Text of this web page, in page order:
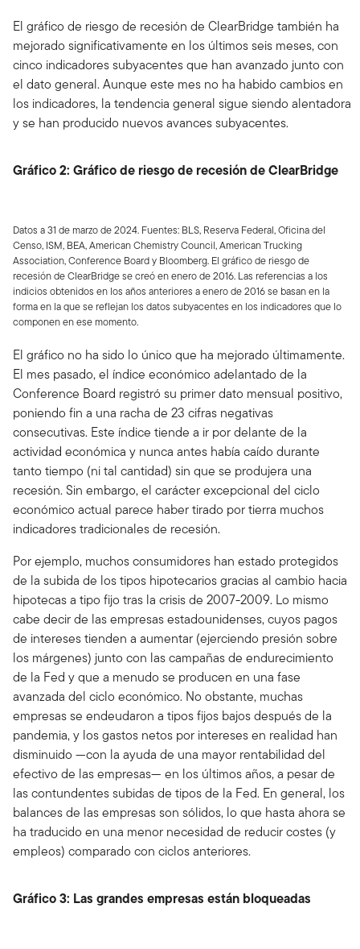
El gráfico de riesgo de recesión de ClearBridge también ha
mejorado significativamente en los últimos seis meses, con
cinco indicadores subyacentes que han avanzado junto con
el dato general. Aunque este mes no ha habido cambios en
los indicadores, la tendencia general sigue siendo alentadora
y se han producido nuevos avances subyacentes.
Gráfico 2: Gráfico de riesgo de recesión de ClearBridge
Datos a 31 de marzo de 2024. Fuentes: BLS, Reserva Federal, Oficina del
Censo, ISM, BEA, American Chemistry Council, American Trucking
Association, Conference Board y Bloomberg. El gráfico de riesgo de
recesión de ClearBridge se creó en enero de 2016. Las referencias a los
indicios obtenidos en los años anteriores a enero de 2016 se basan en la
forma en la que se reflejan los datos subyacentes en los indicadores que lo
componen en ese momento.
El gráfico no ha sido lo único que ha mejorado últimamente.
El mes pasado, el índice económico adelantado de la
Conference Board registró su primer dato mensual positivo,
poniendo fin a una racha de 23 cifras negativas
consecutivas. Este índice tiende a ir por delante de la
actividad económica y nunca antes había caído durante
tanto tiempo (ni tal cantidad) sin que se produjera una
recesión. Sin embargo, el carácter excepcional del ciclo
económico actual parece haber tirado por tierra muchos
indicadores tradicionales de recesión.
Por ejemplo, muchos consumidores han estado protegidos
de la subida de los tipos hipotecarios gracias al cambio hacia
hipotecas a tipo fijo tras la crisis de 2007-2009. Lo mismo
cabe decir de las empresas estadounidenses, cuyos pagos
de intereses tienden a aumentar (ejerciendo presión sobre
los márgenes) junto con las campañas de endurecimiento
de la Fed y que a menudo se producen en una fase
avanzada del ciclo económico. No obstante, muchas
empresas se endeudaron a tipos fijos bajos después de la
pandemia, y los gastos netos por intereses en realidad han
disminuido —con la ayuda de una mayor rentabilidad del
efectivo de las empresas— en los últimos años, a pesar de
las contundentes subidas de tipos de la Fed. En general, los
balances de las empresas son sólidos, lo que hasta ahora se
ha traducido en una menor necesidad de reducir costes (y
empleos) comparado con ciclos anteriores.
Gráfico 3: Las grandes empresas están bloqueadas